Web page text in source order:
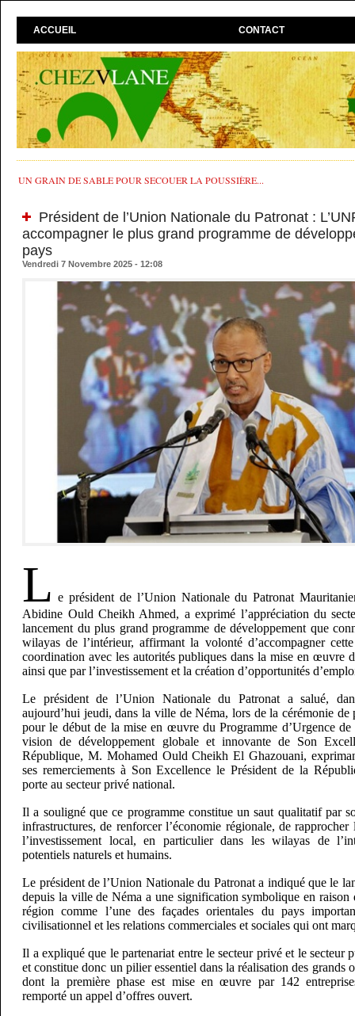
ACCUEIL CONTACT
UN GRAIN DE SABLE POUR SECOUER LA POUSSIÈRE...
Président de l’Union Nationale du Patronat :
accompagner le plus grand programme de
pays
Vendredi 7 Novembre 2025 - 12:08
L e président de l’Union Nationale du Patronat
Abidine Ould Cheikh Ahmed, a exprimé l’appréciation du
lancement du plus grand programme de développement que
wilayas de l’intérieur, affirmant la volonté d’accompagner
coordination avec les autorités publiques dans la mise en œuvre
ainsi que par l’investissement et la création d’opportunités
Le président de l’Union Nationale du Patronat a salué,
aujourd’hui jeudi, dans la ville de Néma, lors de la cérémonie de
pour le début de la mise en œuvre du Programme d’Urgence
vision de développement globale et innovante de Son
République, M. Mohamed Ould Cheikh El Ghazouani,
ses remerciements à Son Excellence le Président de la
porte au secteur privé national.
Il a souligné que ce programme constitue un saut qualitatif par
infrastructures, de renforcer l’économie régionale, de rapprocher
l’investissement local, en particulier dans les wilayas de
potentiels naturels et humains.
Le président de l’Union Nationale du Patronat a indiqué que le
depuis la ville de Néma a une signification symbolique en raison
région comme l’une des façades orientales du pays
civilisationnel et les relations commerciales et sociales qui ont
Il a expliqué que le partenariat entre le secteur privé et le secteur
et constitue donc un pilier essentiel dans la réalisation des grands
dont la première phase est mise en œuvre par 142
remporté un appel d’offres ouvert.